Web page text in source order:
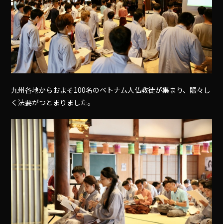
九州各地からおよそ100名のベトナム人仏教徒が集まり、賑々し
く法要がつとまりました。